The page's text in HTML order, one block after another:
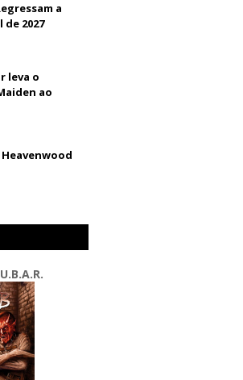
a
de 2027
leva o
ao